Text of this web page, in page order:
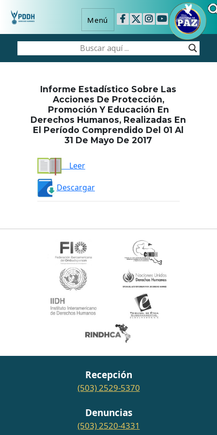
Menú
Informe Estadístico Sobre Las
Acciones De Protección,
Promoción Y Educación En
Derechos Humanos, Realizadas En
El Período Comprendido Del 01 Al
31 De Mayo De 2017
Leer
Descargar
Recepción
(503) 2529-5370
Denuncias
(503) 2520-4331